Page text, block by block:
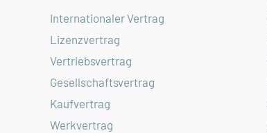
Internationaler Vertrag
Lizenzvertrag
Vertriebsvertrag
Gesellschaftsvertrag
Kaufvertrag
Werkvertrag